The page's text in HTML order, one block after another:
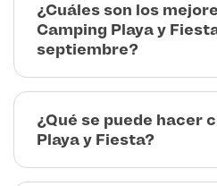
¿Cuáles son los
Camping Playa y
septiembre?
¿Qué se puede hacer
Playa y Fiesta?